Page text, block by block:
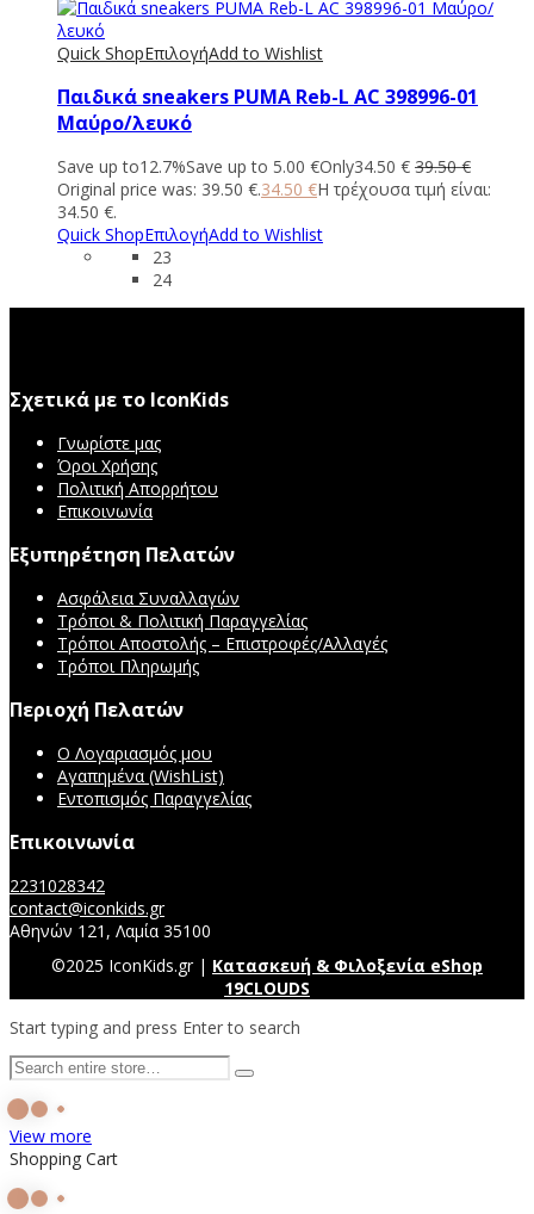
Quick ShopΕπιλογήAdd to Wishlist
Παιδικά sneakers PUMA Reb-L AC 398996-01
Μαύρο/λευκό
Save up to12.7%Save up to 5.00 €Only34.50 € 39.50€
Original price was: 39.50 €.34.50 €Η τρέχουσα τιμή είναι:
34.50 €.
Quick ShopΕπιλογήAdd to Wishlist
23
24
Σχετικά με το IconKids
Γνωρίστε μας
Όροι Χρήσης
Πολιτική Απορρήτου
Επικοινωνία
Εξυπηρέτηση Πελατών
Ασφάλεια Συναλλαγών
Τρόποι & Πολιτική Παραγγελίας
Τρόποι Αποστολής – Επιστροφές/Αλλαγές
Τρόποι Πληρωμής
Περιοχή Πελατών
Ο Λογαριασμός μου
Αγαπημένα (WishList)
Εντοπισμός Παραγγελίας
Επικοινωνία
2231028342
contact@iconkids.gr
Αθηνών 121, Λαμία 35100
©2025 IconKids.gr | Κατασκευή & Φιλοξενία eShop
19CLOUDS
Start typing and press Enter to search
View more
Shopping Cart